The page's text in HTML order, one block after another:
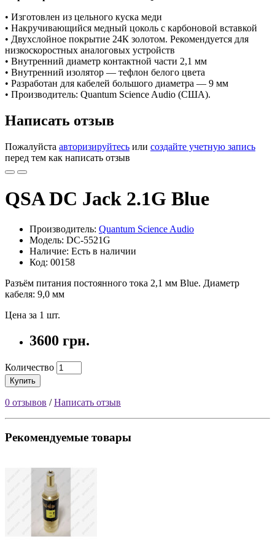
• Изготовлен из цельного куска меди
• Накручивающийся медный цоколь с карбоновой вставкой
• Двухслойное покрытие 24К золотом. Рекомендуется для
низкоскоростных аналоговых устройств
• Внутренний диаметр контактной части 2,1 мм
• Внутренний изолятор — тефлон белого цвета
• Разработан для кабелей большого диаметра — 9 мм
• Производитель: Quantum Science Audio (США).
Написать отзыв
Пожалуйста авторизируйтесь или создайте учетную запись
перед тем как написать отзыв
QSA DC Jack 2.1G Blue
Производитель: Quantum Science Audio
Модель: DC-5521G
Наличие: Есть в наличии
Код: 00158
Разъём питания постоянного тока 2,1 мм Blue. Диаметр
кабеля: 9,0 мм
Цена за 1 шт.
3600 грн.
Количество
Купить
0 отзывов /Написать отзыв
Рекомендуемые товары